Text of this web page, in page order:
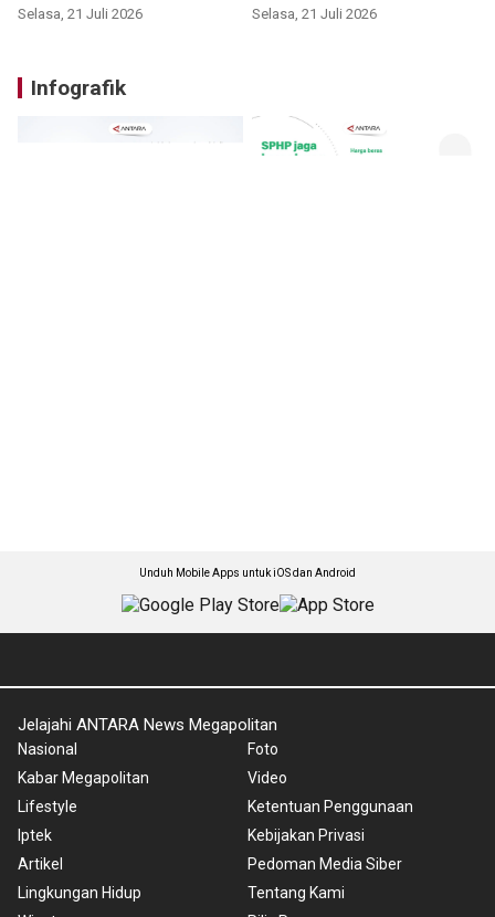
Selasa, 21 Juli 2026 Selasa, 21 Juli 2026
Infografik
Unduh Mobile Apps untuk iOS dan Android
Jelajahi ANTARA News Megapolitan
Nasional
Kabar Megapolitan
Lifestyle
Iptek
Artikel
Lingkungan Hidup
Foto
Video
Ketentuan Penggunaan
Kebijakan Privasi
Pedoman Media Siber
Tentang Kami